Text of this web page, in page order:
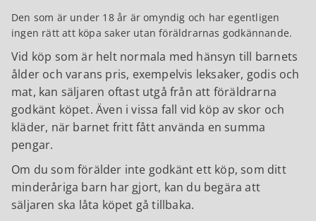
Den som är under 18 år är omyndig och har egentligen
ingen rätt att köpa saker utan föräldrarnas godkännande.
Vid köp som är helt normala med hänsyn till barnets
ålder och varans pris, exempelvis leksaker, godis och
mat, kan säljaren oftast utgå från att föräldrarna
godkänt köpet. Även i vissa fall vid köp av skor och
kläder, när barnet fritt fått använda en summa
pengar.
Om du som förälder inte godkänt ett köp, som ditt
minderåriga barn har gjort, kan du begära att
säljaren ska låta köpet gå tillbaka.